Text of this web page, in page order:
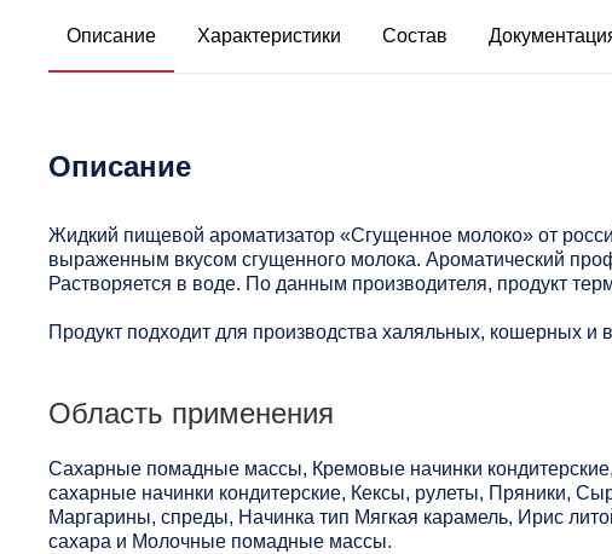
Описание Характеристики Состав
Описание
Жидкий пищевой ароматизатор «Сгущенное молоко» от
выраженным вкусом сгущенного молока. Ароматический
Растворяется в воде. По данным производителя, продукт
Продукт подходит для производства халяльных, кошерных и
Область применения
Сахарные помадные массы, Кремовые начинки
сахарные начинки кондитерские, Кексы, рулеты, Пряники,
Маргарины, спреды, Начинка тип Мягкая карамель, Ирис
сахара и Молочные помадные массы.